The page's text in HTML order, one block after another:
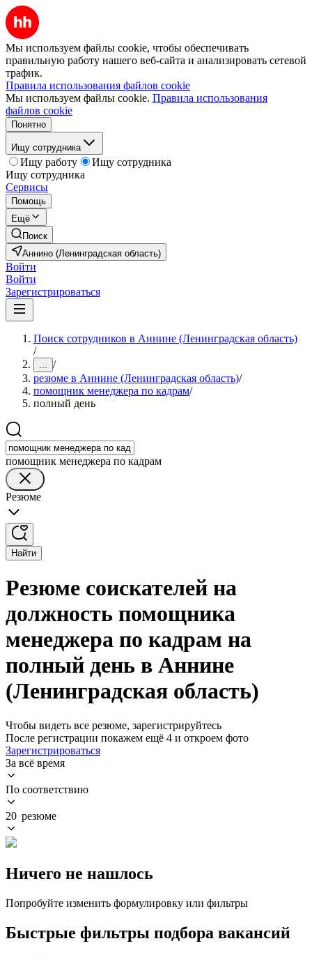
Мы используем файлы cookie, чтобы обеспечивать
правильную работу нашего веб-сайта и анализировать сетевой
трафик.
Правила использования файлов cookie
Мы используем файлы cookie. Правила использования
файлов cookie
Понятно
Ищу сотрудника
Ищу работу
Ищу сотрудника
Ищу сотрудника
Сервисы
Помощь
Ещё
Поиск
Аннино (Ленинградская область)
Войти
Войти
Зарегистрироваться
Поиск сотрудников в Аннине (Ленинградская область)
/
... /
резюме в Аннине (Ленинградская область)/
помощник менеджера по кадрам/
полный день
помощник менеджера по кадрам
Резюме
Найти
Резюме соискателей на
должность помощника
менеджера по кадрам на
полный день в Аннине
(Ленинградская область)
Чтобы видеть все резюме, зарегистрируйтесь
После регистрации покажем ещё 4 и откроем фото
Зарегистрироваться
За всё время
По соответствию
20 резюме
Ничего не нашлось
Попробуйте изменить формулировку или фильтры
Быстрые фильтры подбора вакансий